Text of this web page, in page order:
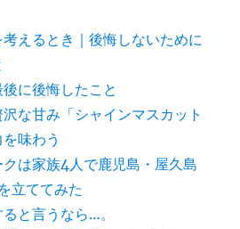
えるとき｜後悔しないために
に後悔したこと
な甘み「シャインマスカット
味わう
は家族4人で鹿児島・屋久島
立ててみた
と言うなら…。